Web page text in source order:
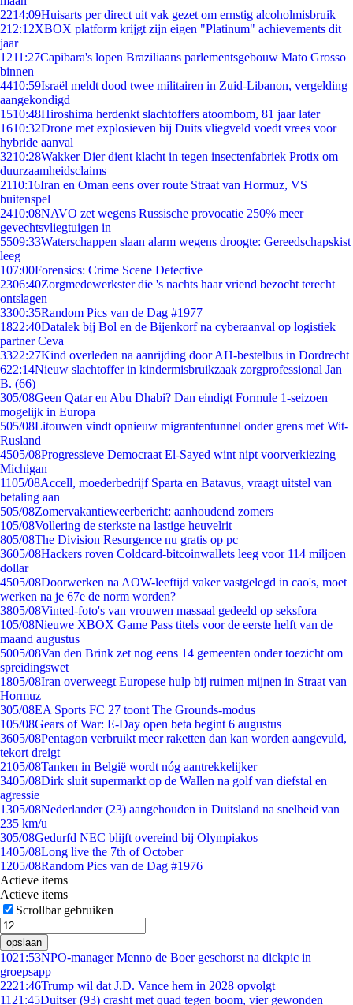
2214:09Huisarts per direct uit vak gezet om ernstig alcoholmisbruik
212:12XBOX platform krijgt zijn eigen "Platinum" achievements dit
jaar
1211:27Capibara's lopen Braziliaans parlementsgebouw Mato Grosso
binnen
4410:59Israël meldt dood twee militairen in Zuid-Libanon, vergelding
aangekondigd
1510:48Hiroshima herdenkt slachtoffers atoombom, 81 jaar later
1610:32Drone met explosieven bij Duits vliegveld voedt vrees voor
hybride aanval
3210:28Wakker Dier dient klacht in tegen insectenfabriek Protix om
duurzaamheidsclaims
2110:16Iran en Oman eens over route Straat van Hormuz, VS
buitenspel
2410:08NAVO zet wegens Russische provocatie 250% meer
gevechtsvliegtuigen in
5509:33Waterschappen slaan alarm wegens droogte: Gereedschapskist
leeg
107:00Forensics: Crime Scene Detective
2306:40Zorgmedewerkster die 's nachts haar vriend bezocht terecht
ontslagen
3300:35Random Pics van de Dag #1977
1822:40Datalek bij Bol en de Bijenkorf na cyberaanval op logistiek
partner Ceva
3322:27Kind overleden na aanrijding door AH-bestelbus in Dordrecht
622:14Nieuw slachtoffer in kindermisbruikzaak zorgprofessional Jan
B. (66)
305/08Geen Qatar en Abu Dhabi? Dan eindigt Formule 1-seizoen
mogelijk in Europa
505/08Litouwen vindt opnieuw migrantentunnel onder grens met Wit-
Rusland
4505/08Progressieve Democraat El-Sayed wint nipt voorverkiezing
Michigan
1105/08Accell, moederbedrijf Sparta en Batavus, vraagt uitstel van
betaling aan
505/08Zomervakantieweerbericht: aanhoudend zomers
105/08Vollering de sterkste na lastige heuvelrit
805/08The Division Resurgence nu gratis op pc
3605/08Hackers roven Coldcard-bitcoinwallets leeg voor 114 miljoen
dollar
4505/08Doorwerken na AOW-leeftijd vaker vastgelegd in cao's, moet
werken na je 67e de norm worden?
3805/08Vinted-foto's van vrouwen massaal gedeeld op seksfora
105/08Nieuwe XBOX Game Pass titels voor de eerste helft van de
maand augustus
5005/08Van den Brink zet nog eens 14 gemeenten onder toezicht om
spreidingswet
1805/08Iran overweegt Europese hulp bij ruimen mijnen in Straat van
Hormuz
305/08EA Sports FC 27 toont The Grounds-modus
105/08Gears of War: E-Day open beta begint 6 augustus
3605/08Pentagon verbruikt meer raketten dan kan worden aangevuld,
tekort dreigt
2105/08Tanken in België wordt nóg aantrekkelijker
3405/08Dirk sluit supermarkt op de Wallen na golf van diefstal en
agressie
1305/08Nederlander (23) aangehouden in Duitsland na snelheid van
235 km/u
305/08Gedurfd NEC blijft overeind bij Olympiakos
1405/08Long live the 7th of October
1205/08Random Pics van de Dag #1976
Actieve items
Actieve items
Scrollbar gebruiken
opslaan
1021:53NPO-manager Menno de Boer geschorst na dickpic in
groepsapp
2221:46Trump wil dat J.D. Vance hem in 2028 opvolgt
11 21:45Duitser (93) crasht met quad tegen boom, vier gewonden